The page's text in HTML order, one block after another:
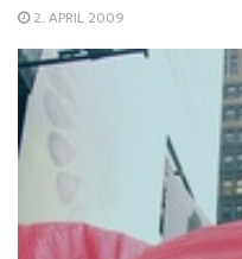
2. APRIL 2009